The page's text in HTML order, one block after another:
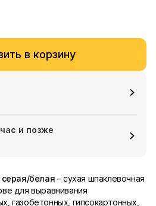
в корзину
и позже
белая – сухая шпаклевочная
для выравнивания
газобетонных, гипсокартонных,